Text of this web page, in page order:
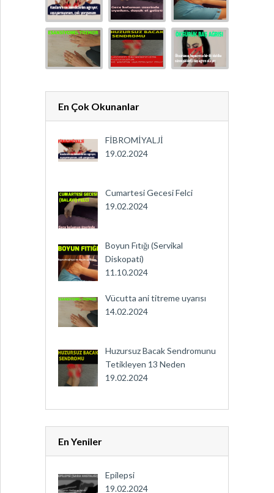
En Çok Okunanlar
FİBROMİYALJİ
19.02.2024
Cumartesi Gecesi Felci
19.02.2024
Boyun Fıtığı (Servikal
Diskopati)
11.10.2024
Vücutta ani titreme uyarısı
14.02.2024
Huzursuz Bacak Sendromunu
Tetikleyen 13 Neden
19.02.2024
En Yeniler
Epilepsi
19.02.2024